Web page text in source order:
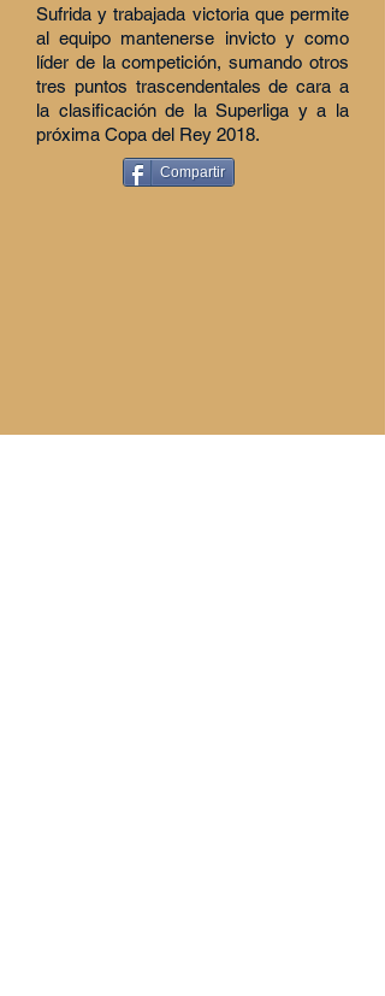
Sufrida y trabajada victoria que permite
al equipo mantenerse invicto y como
líder de la competición, sumando otros
tres puntos trascendentales de cara a
la clasificación de la Superliga y a la
próxima Copa del Rey 2018.
Compartir